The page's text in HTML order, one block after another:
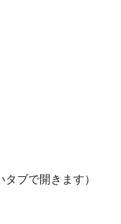
ブで開きます）